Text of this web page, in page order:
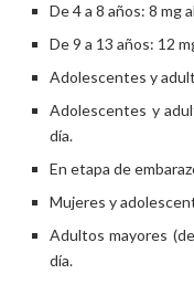
De 4 a 8 años: 8 mg
De 9 a 13 años: 12
Adolescentes y
Adolescentes y
día.
En etapa de
Mujeres y
Adultos mayores
día.